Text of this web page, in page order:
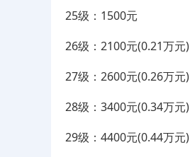
25级：1500元
26级：2100元(0.21万元)
27级：2600元(0.26万元)
28级：3400元(0.34万元)
29级：4400元(0.44万元)